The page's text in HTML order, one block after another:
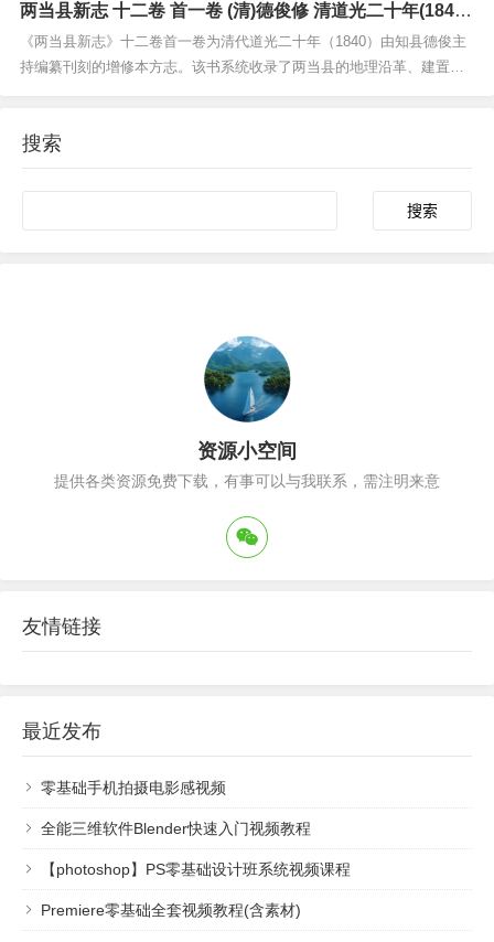
地、建置、赋役、选举、人物、艺文等多个门类。作为康乾时期的地方
志代表作之一，该书体例严谨，叙述翔实，不仅为研究宝...
两当县新志 十二卷 首一卷 (清)德俊修 清道光二十年(1840)
刊增修本
《两当县新志》十二卷首一卷为清代道光二十年（1840）由知县德俊主
持编纂刊刻的增修本方志。该书系统收录了两当县的地理沿革、建置变
整合，体例完备、考据严谨，既反映了当时的地方治理...
搜索
资源小空间
提供各类资源免费下载，有事可以与我联系，需注明来意
友情链接
最近发布
零基础手机拍摄电影感视频
全能三维软件Blender快速入门视频教程
【photoshop】PS零基础设计班系统视频课程
Premiere零基础全套视频教程(含素材)